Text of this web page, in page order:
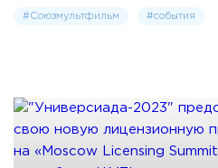
#Союзмультфильм #события